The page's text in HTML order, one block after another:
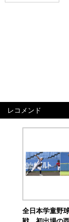
レコメンド
全日本学童野